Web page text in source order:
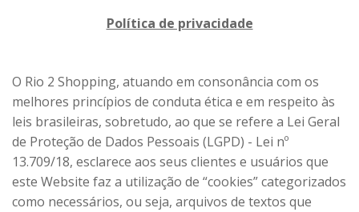
Política de privacidade
O Rio 2 Shopping, atuando em consonância com os
melhores princípios de conduta ética e em respeito às
leis brasileiras, sobretudo, ao que se refere a Lei Geral
de Proteção de Dados Pessoais (LGPD) - Lei nº
13.709/18, esclarece aos seus clientes e usuários que
este Website faz a utilização de “cookies” categorizados
como necessários, ou seja, arquivos de textos que